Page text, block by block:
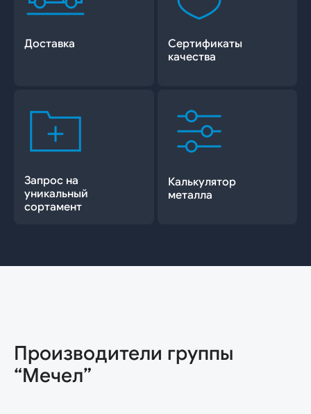
Доставка
Сертификаты
качества
Запрос на
уникальный
сортамент
Калькулятор
металла
Производители группы
“Мечел”